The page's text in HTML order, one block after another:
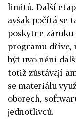
limitů. Další
avšak počítá se
poskytne
programu dříve,
být uvolnění
totiž zůstávají
se materiálu
oborech,
jednotlivců.